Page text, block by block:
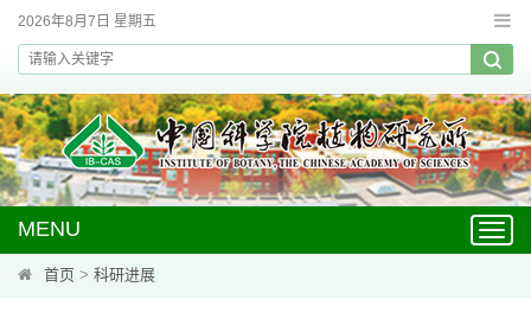
2026年8月7日 星期五
MENU
首页 > 科研进展